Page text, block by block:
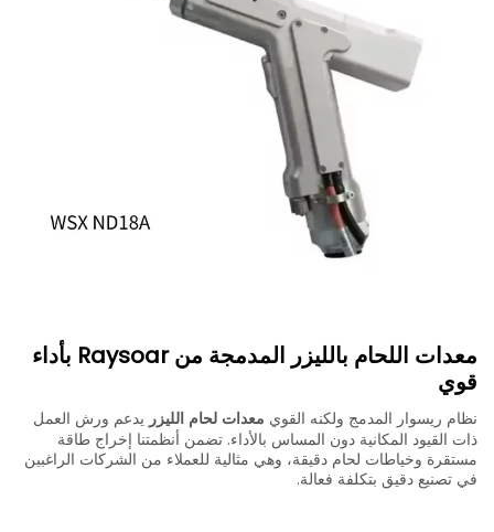
معدات اللحام بالليزر المدمجة من Raysoar بأداء
قوي
نظام ريسوار المدمج ولكنه القوي معدات لحام الليزر يدعم ورش العمل
ذات القيود المكانية دون المساس بالأداء. تضمن أنظمتنا إخراج طاقة
مستقرة وخياطات لحام دقيقة، وهي مثالية للعملاء من الشركات الراغبين
في تصنيع دقيق بتكلفة فعالة.